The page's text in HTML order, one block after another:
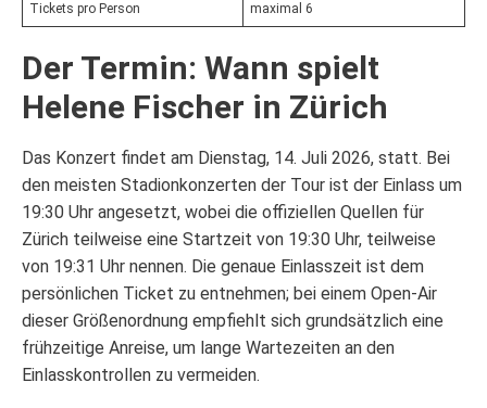
Tickets pro Person maximal 6
Der Termin: Wann spielt
Helene Fischer in Zürich
Das Konzert findet am Dienstag, 14. Juli 2026, statt. Bei
den meisten Stadionkonzerten der Tour ist der Einlass um
19:30 Uhr angesetzt, wobei die offiziellen Quellen für
Zürich teilweise eine Startzeit von 19:30 Uhr, teilweise
von 19:31 Uhr nennen. Die genaue Einlasszeit ist dem
persönlichen Ticket zu entnehmen; bei einem Open-Air
dieser Größenordnung empfiehlt sich grundsätzlich eine
frühzeitige Anreise, um lange Wartezeiten an den
Einlasskontrollen zu vermeiden.